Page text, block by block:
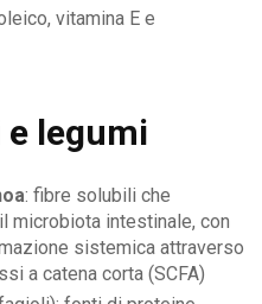
vitamina E e
legumi
: fibre solubili che
microbiota intestinale, con
sistemica attraverso
a catena corta (SCFA)